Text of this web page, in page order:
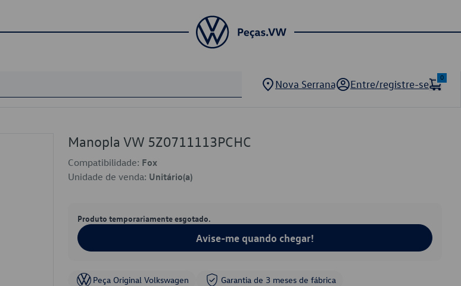
Nova Serrana Entre/registre-se
0
Manopla VW 5Z0711113PCHC
Compatibilidade: Fox
Unidade de venda: Unitário(a)
Produto temporariamente esgotado.
Avise-me quando chegar!
Peça Original Volkswagen Garantia de 3 meses de fábrica